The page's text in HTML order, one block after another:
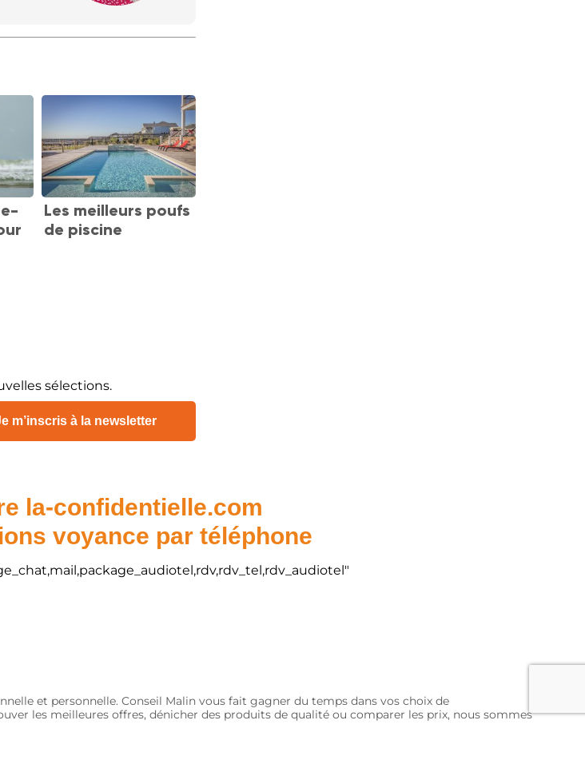
Les meilleurs poufs
de piscine
sélections.
la-confidentielle.com
voyance par téléphone
et personnelle. Conseil Malin vous fait gagner du temps dans vos choix de
les meilleures offres, dénicher des produits de qualité ou comparer les prix, nous sommes